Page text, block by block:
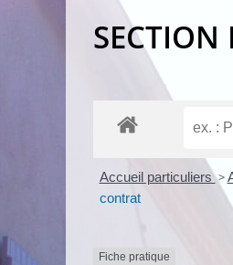
SECTION
Accueil particuliers>
contrat
Fiche pratique